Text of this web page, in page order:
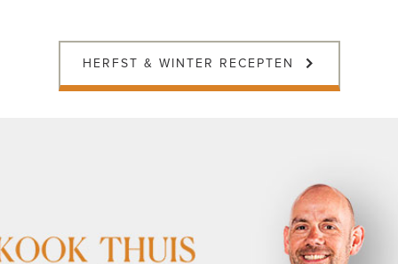
HERFST & WINTER RECEPTEN